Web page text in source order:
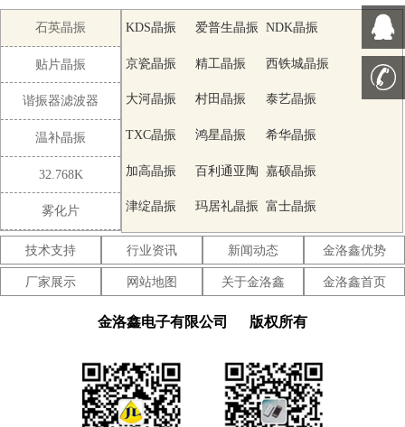
卷轴，符合RoHs /无铅标准。
石英晶振
贴片晶振
谐振器滤波器
温补晶振
32.768K
雾化片
KDS晶振 爱普生晶振 NDK晶振
京瓷晶振 精工晶振 西铁城晶振
大河晶振 村田晶振 泰艺晶振
TXC晶振 鸿星晶振 希华晶振
加高晶振 百利通亚陶
晶振
嘉硕晶振
津绽晶振 玛居礼晶振 富士晶振
SMI晶振 Lihom晶振 SHINSUNG
晶振
NAKA晶振 AKER晶振 NKG晶振
NJR晶振 Sunny晶振 CTS晶振
德晶振
高利奇晶振 Jauch晶振 AbraconCrystal
晶振
维管晶振 ECScrystal 日蚀晶振
技术支持 行业资讯 新闻动态 金洛鑫优势
厂家展示 网站地图 关于金洛鑫 金洛鑫首页
金洛鑫电子有限公司 版权所有